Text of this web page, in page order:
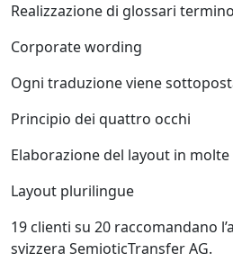
Realizzazione di glossari
Corporate wording
Ogni traduzione viene
Principio dei quattro occhi
Elaborazione del layout in
Layout plurilingue
19 clienti su 20 raccomandano
svizzera SemioticTransfer AG.